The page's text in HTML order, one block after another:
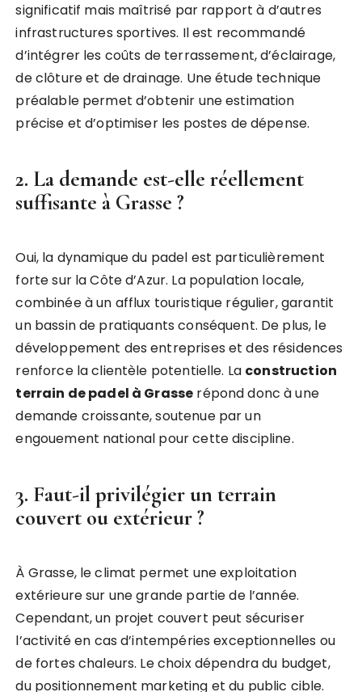
significatif mais maîtrisé par rapport à d’autres
infrastructures sportives. Il est recommandé
d’intégrer les coûts de terrassement, d’éclairage,
de clôture et de drainage. Une étude technique
préalable permet d’obtenir une estimation
précise et d’optimiser les postes de dépense.
2. La demande est-elle réellement
suffisante à Grasse ?
Oui, la dynamique du padel est particulièrement
forte sur la Côte d’Azur. La population locale,
combinée à un afflux touristique régulier, garantit
un bassin de pratiquants conséquent. De plus, le
développement des entreprises et des résidences
renforce la clientèle potentielle. La construction
terrain de padel à Grasse répond donc à une
demande croissante, soutenue par un
engouement national pour cette discipline.
3. Faut-il privilégier un terrain
couvert ou extérieur ?
À Grasse, le climat permet une exploitation
extérieure sur une grande partie de l’année.
Cependant, un projet couvert peut sécuriser
l’activité en cas d’intempéries exceptionnelles ou
de fortes chaleurs. Le choix dépendra du budget,
du positionnement marketing et du public cible.